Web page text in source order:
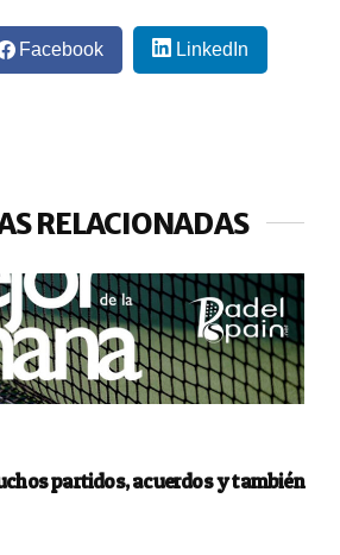
Facebook LinkedIn
RELACIONADAS
partidos, acuerdos y también